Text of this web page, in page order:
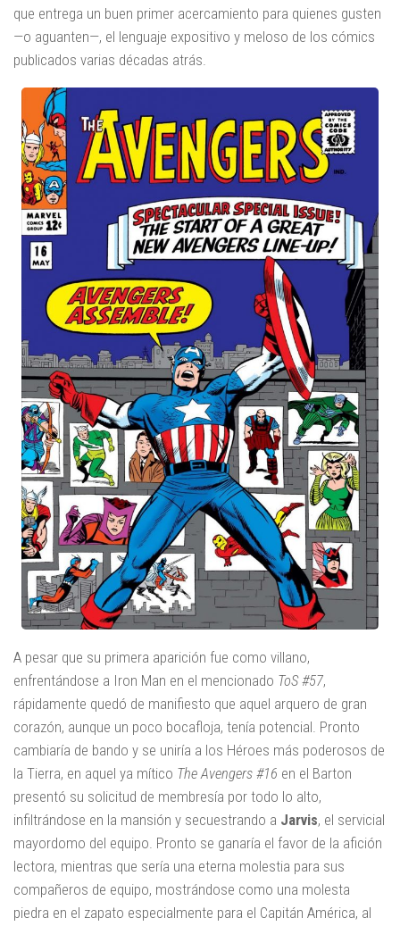
que entrega un buen primer acercamiento para quienes gusten
—o aguanten—, el lenguaje expositivo y meloso de los cómics
publicados varias décadas atrás.
A pesar que su primera aparición fue como villano,
enfrentándose a Iron Man en el mencionado ToS #57,
rápidamente quedó de manifiesto que aquel arquero de gran
corazón, aunque un poco bocafloja, tenía potencial. Pronto
cambiaría de bando y se uniría a los Héroes más poderosos de
la Tierra, en aquel ya mítico The Avengers #16 en el Barton
presentó su solicitud de membresía por todo lo alto,
infiltrándose en la mansión y secuestrando a Jarvis, el servicial
mayordomo del equipo. Pronto se ganaría el favor de la afición
lectora, mientras que sería una eterna molestia para sus
compañeros de equipo, mostrándose como una molesta
piedra en el zapato especialmente para el Capitán América, al